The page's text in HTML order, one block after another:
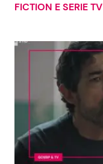
FICTION E SERIE TV